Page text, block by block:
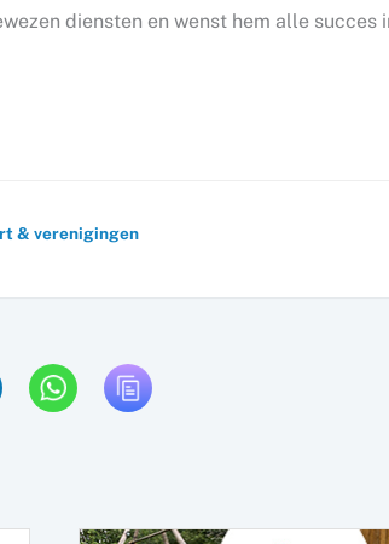
diensten en wenst hem alle succes
& verenigingen